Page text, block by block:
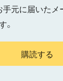
手元に届いた
。
購読する